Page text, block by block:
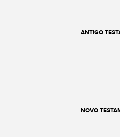
ANTIGO
NOVO